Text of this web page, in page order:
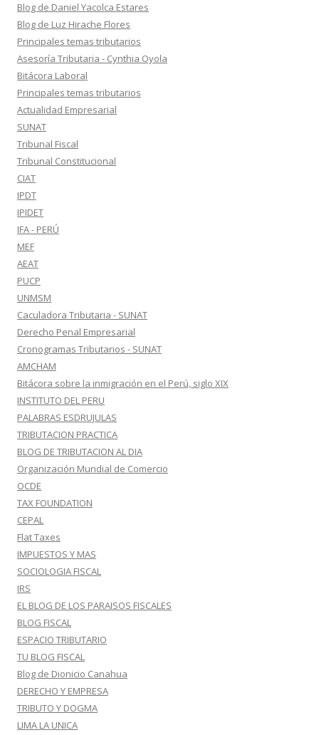
Blog de Daniel Yacolca Estares
Blog de Luz Hirache Flores
Principales temas tributarios
Asesoría Tributaria - Cynthia Oyola
Bitácora Laboral
Principales temas tributarios
Actualidad Empresarial
SUNAT
Tribunal Fiscal
Tribunal Constitucional
CIAT
IPDT
IPIDET
IFA - PERÚ
MEF
AEAT
PUCP
UNMSM
Caculadora Tributaria - SUNAT
Derecho Penal Empresarial
Cronogramas Tributarios - SUNAT
AMCHAM
Bitácora sobre la inmigración en el Perú, siglo XIX
INSTITUTO DEL PERU
PALABRAS ESDRUJULAS
TRIBUTACION PRACTICA
BLOG DE TRIBUTACION AL DIA
Organización Mundial de Comercio
OCDE
TAX FOUNDATION
CEPAL
Flat Taxes
IMPUESTOS Y MAS
SOCIOLOGIA FISCAL
IRS
EL BLOG DE LOS PARAISOS FISCALES
BLOG FISCAL
ESPACIO TRIBUTARIO
TU BLOG FISCAL
Blog de Dionicio Canahua
DERECHO Y EMPRESA
TRIBUTO Y DOGMA
LIMA LA UNICA